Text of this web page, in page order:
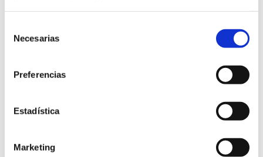
Necesarias
Preferencias
Estadística
MarketingFAVORITOS
Biblioteca Pública